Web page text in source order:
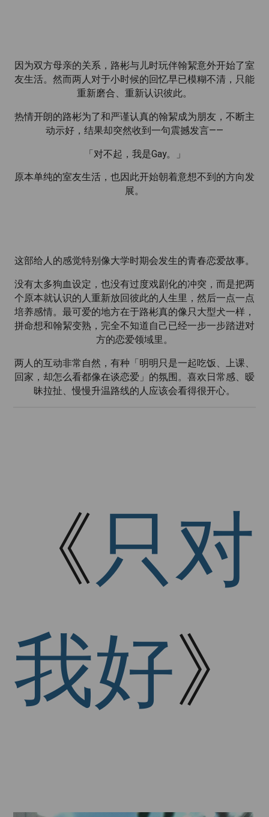
因为双方母亲的关系，路彬与儿时玩伴翰絜意外开始了室
友生活。然而两人对于小时候的回忆早已模糊不清，只能
重新磨合、重新认识彼此。
热情开朗的路彬为了和严谨认真的翰絜成为朋友，不断主
动示好，结果却突然收到一句震撼发言——
「对不起，我是Gay。」
原本单纯的室友生活，也因此开始朝着意想不到的方向发
展。
这部给人的感觉特别像大学时期会发生的青春恋爱故事。
没有太多狗血设定，也没有过度戏剧化的冲突，而是把两
个原本就认识的人重新放回彼此的人生里，然后一点一点
培养感情。最可爱的地方在于路彬真的像只大型犬一样，
拼命想和翰絜变熟，完全不知道自己已经一步一步踏进对
方的恋爱领域里。
两人的互动非常自然，有种「明明只是一起吃饭、上课、
回家，却怎么看都像在谈恋爱」的氛围。喜欢日常感、暧
昧拉扯、慢慢升温路线的人应该会看得很开心。
《只对
我好》